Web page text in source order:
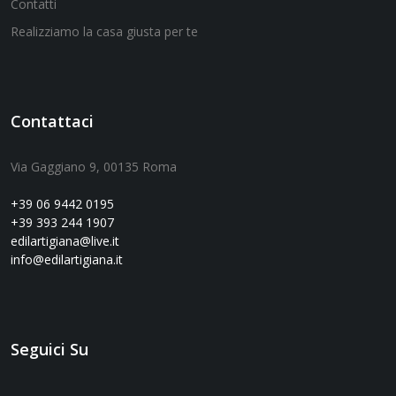
Contatti
Realizziamo la casa giusta per te
Contattaci
Via Gaggiano 9, 00135 Roma
+39 06 9442 0195
+39 393 244 1907
edilartigiana@live.it
info@edilartigiana.it
Seguici Su